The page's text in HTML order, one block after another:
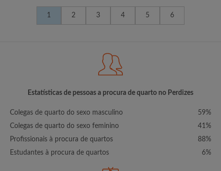
1 2 3 4 5 6
Estatísticas de pessoas a procura de quarto no Perdizes
Colegas de quarto do sexo masculino
59%
Colegas de quarto do sexo feminino
41%
Profissionais à procura de quartos
88%
Estudantes à procura de quartos
6%